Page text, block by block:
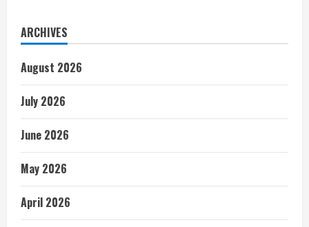
ARCHIVES
August 2026
July 2026
June 2026
May 2026
April 2026